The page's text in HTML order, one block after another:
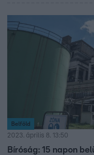
Belföld
2023. április 8. 13:50
Bíróság: 15 napon